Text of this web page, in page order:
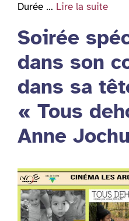
Durée … Lire la suite
Soirée
dans son
dans sa
« Tous
Anne